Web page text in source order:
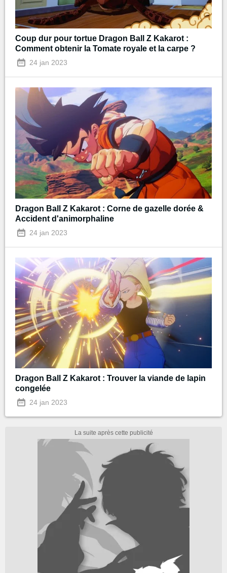
Coup dur pour tortue Dragon Ball Z Kakarot :
Comment obtenir la Tomate royale et la carpe ?
24 jan 2023
Dragon Ball Z Kakarot : Corne de gazelle dorée &
Accident d'animorphaline
24 jan 2023
Dragon Ball Z Kakarot : Trouver la viande de lapin
congelée
24 jan 2023